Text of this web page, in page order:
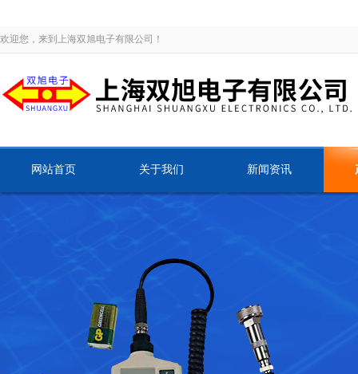
欢迎您，来到上海双旭电子有限公司！
网站首页 关于我们 新闻资讯